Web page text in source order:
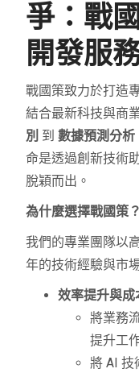
爭：戰
開發服
戰國策致力於打造
結合最新科技與商
別 到數據預測分析
命是透過創新技術
脫穎而出。
為什麼選擇戰國策？
我們的專業團隊以
年的技術經驗與市
效率提升與成
將業務
提升工
將 AI 技